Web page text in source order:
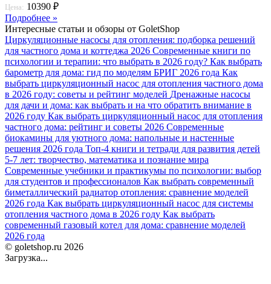
Цена: 10390 ₽
Подробнее »
Интересные статьи и обзоры от GoletShop
Циркуляционные насосы для отопления: подборка решений
для частного дома и коттеджа 2026 Современные книги по
психологии и терапии: что выбрать в 2026 году? Как выбрать
барометр для дома: гид по моделям БРИГ 2026 года Как
выбрать циркуляционный насос для отопления частного дома
в 2026 году: советы и рейтинг моделей Дренажные насосы
для дачи и дома: как выбрать и на что обратить внимание в
2026 году Как выбрать циркуляционный насос для отопления
частного дома: рейтинг и советы 2026 Современные
биокамины для уютного дома: напольные и настенные
решения 2026 года Топ-4 книги и тетради для развития детей
5-7 лет: творчество, математика и познание мира
Современные учебники и практикумы по психологии: выбор
для студентов и профессионалов Как выбрать современный
биметаллический радиатор отопления: сравнение моделей
2026 года Как выбрать циркуляционный насос для системы
отопления частного дома в 2026 году Как выбрать
современный газовый котел для дома: сравнение моделей
2026 года
© goletshop.ru 2026
Загрузка...